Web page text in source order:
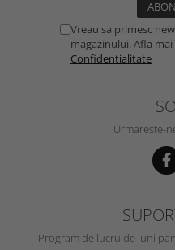
Vreau sa primesc
magazinului. Afla
Confidentialitate
Urmareste-
Program de lucru de luni